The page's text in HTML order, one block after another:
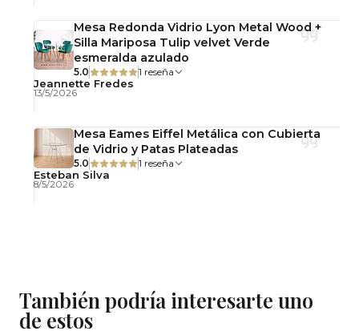
Mesa Redonda Vidrio Lyon Metal Wood +
Silla Mariposa Tulip velvet Verde
esmeralda azulado
5.0 1 reseña
Jeannette Fredes
13/5/2026
Mesa Eames Eiffel Metálica con Cubierta
de Vidrio y Patas Plateadas
5.0 1 reseña
Esteban Silva
8/5/2026
También podría interesarte uno
de estos